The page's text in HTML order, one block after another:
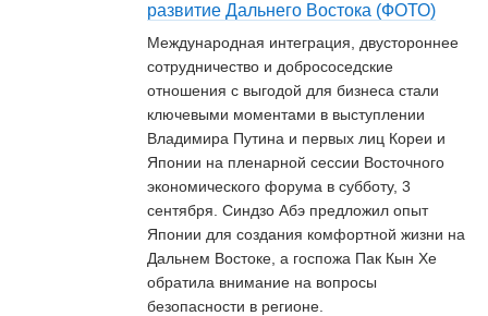
развитие Дальнего Востока (ФОТО)
Международная интеграция, двустороннее
сотрудничество и добрососедские
отношения с выгодой для бизнеса стали
ключевыми моментами в выступлении
Владимира Путина и первых лиц Кореи и
Японии на пленарной сессии Восточного
экономического форума в субботу, 3
сентября. Синдзо Абэ предложил опыт
Японии для создания комфортной жизни на
Дальнем Востоке, а госпожа Пак Кын Хе
обратила внимание на вопросы
безопасности в регионе.